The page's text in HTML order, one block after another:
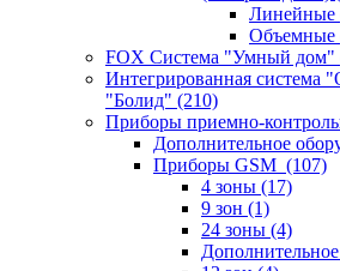
Линейные
Объемные
FOX Система "Умный дом"
Интегрированная
"Болид" (210)
Приборы приемно-
Дополнительное
Приборы GSM (107)
4 зоны (17)
9 зон (1)
24 зоны (4)